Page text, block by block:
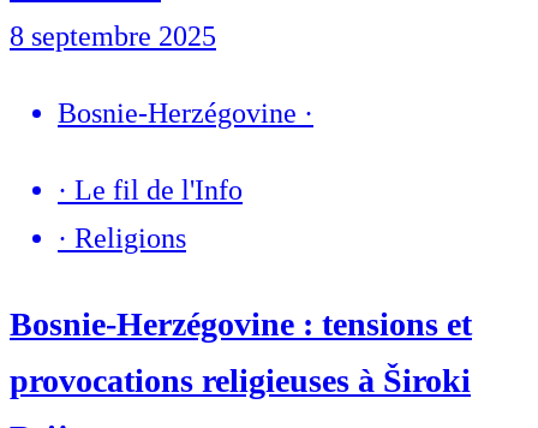
8 septembre 2025
Bosnie-Herzégovine ·
· Le fil de l'Info
· Religions
Bosnie-Herzégovine : tensions et
provocations religieuses à Široki